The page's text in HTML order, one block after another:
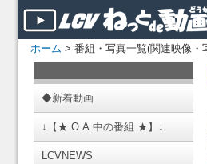
ホーム > 番組・写真一覧(関連映像・
◆新着動画
↓【★ O.A.中の番組 ★】↓
LCVNEWS